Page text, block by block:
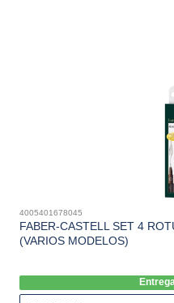
4005401678045
FABER-CASTELL SET 4
(VARIOS MODELOS)